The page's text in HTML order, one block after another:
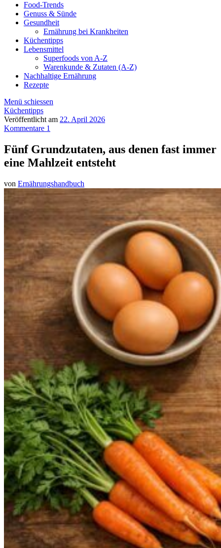
Food-Trends
Genuss & Sünde
Gesundheit
Ernährung bei Krankheiten
Küchentipps
Lebensmittel
Superfoods von A-Z
Warenkunde & Zutaten (A-Z)
Nachhaltige Ernährung
Rezepte
Menü schiessen
Küchentipps
Veröffentlicht am 22. April 2026
Kommentare 1
Fünf Grundzutaten, aus denen fast immer
eine Mahlzeit entsteht
von Ernährungshandbuch